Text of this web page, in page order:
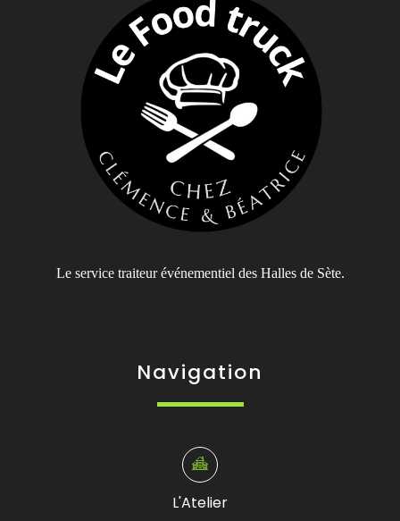
Le service traiteur événementiel des Halles de Sète.
Navigation
L'Atelier